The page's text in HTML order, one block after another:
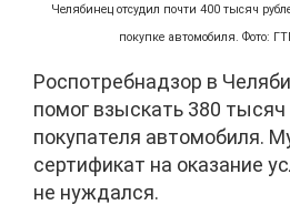
Челябинец отсудил почти 400 тысяч
покупке автомобиля. Фото:
Роспотребнадзор в
помог взыскать 380 тысяч
покупателя автомобиля.
сертификат на оказание
не нуждался.